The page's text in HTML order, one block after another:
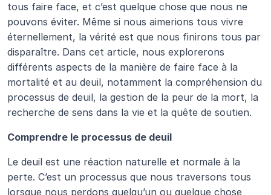
tous faire face, et c’est quelque chose que nous ne
pouvons éviter. Même si nous aimerions tous vivre
éternellement, la vérité est que nous finirons tous par
disparaître. Dans cet article, nous explorerons
différents aspects de la manière de faire face à la
mortalité et au deuil, notamment la compréhension du
processus de deuil, la gestion de la peur de la mort, la
recherche de sens dans la vie et la quête de soutien.
Comprendre le processus de deuil
Le deuil est une réaction naturelle et normale à la
perte. C’est un processus que nous traversons tous
lorsque nous perdons quelqu’un ou quelque chose